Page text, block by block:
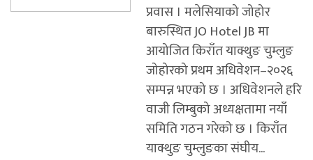
प्रवास । मलेसियाको जोहोर
बारुस्थित JO Hotel JB मा
आयोजित किराँत याक्थुङ चुम्लुङ
जोहोरको प्रथम अधिवेशन–२०२६
सम्पन्न भएको छ । अधिवेशनले हरि
वाजी लिम्बुको अध्यक्षतामा नयाँ
समिति गठन गरेको छ । किराँत
याक्थुङ चुम्लुङका संघीय...